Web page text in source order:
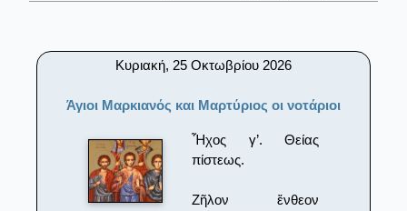
Κυριακή, 25 Οκτωβρίου 2026
Άγιοι Μαρκιανός και Μαρτύριος οι νοτάριοι
Ἦχος γ’. Θείας
πίστεως.
Ζῆλον ἔνθεον